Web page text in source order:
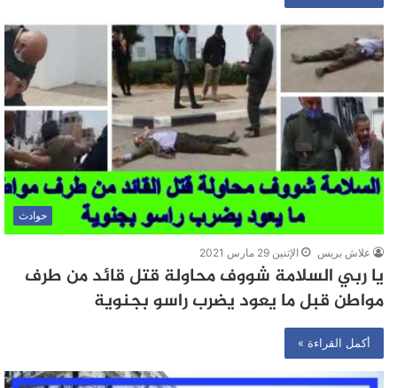
حوادث
علاش بريس الإثنين 29 مارس 2021
يا ربي السلامة شووف محاولة قتل قائد من طرف
مواطن قبل ما يعود يضرب راسو بجنوية
أكمل القراءة »